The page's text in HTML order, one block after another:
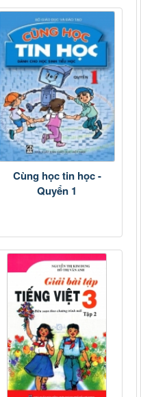
Cùng học tin học -
Quyển 1